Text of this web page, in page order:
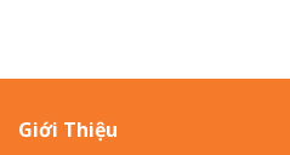
Giới Thiệu